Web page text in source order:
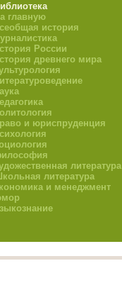
главную
история
России
древнего мира
и юриспруденция
литература
литература
и менеджмент